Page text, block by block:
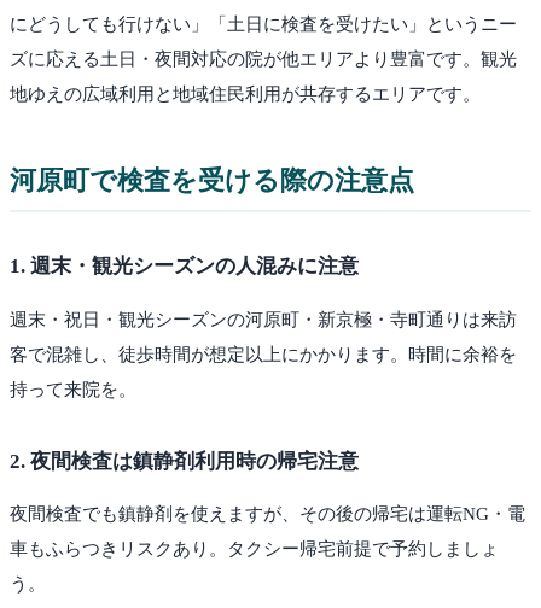
にどうしても行けない」「土日に検査を受けたい」というニー
ズに応える土日・夜間対応の院が他エリアより豊富です。観光
地ゆえの広域利用と地域住民利用が共存するエリアです。
河原町で検査を受ける際の注意点
1. 週末・観光シーズンの人混みに注意
週末・祝日・観光シーズンの河原町・新京極・寺町通りは来訪
客で混雑し、徒歩時間が想定以上にかかります。時間に余裕を
持って来院を。
2. 夜間検査は鎮静剤利用時の帰宅注意
夜間検査でも鎮静剤を使えますが、その後の帰宅は運転NG・電
車もふらつきリスクあり。タクシー帰宅前提で予約しましょ
う。